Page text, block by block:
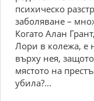
психическо
заболяване –
Когато Алан
Лори в колежа, е
върху нея,
мястото на
убила?...